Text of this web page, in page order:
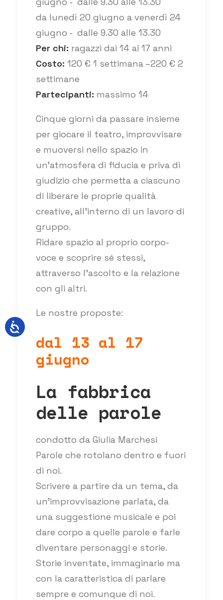
da lunedì 20 giugno a venerdì 24
giugno - dalle 9.30 alle 13.30
Per chi: ragazzi dai 14 ai 17 anni
Costo: 120 € 1 settimana –220 € 2
settimane
Partecipanti: massimo 14
Cinque giorni da passare insieme
per giocare il teatro, improvvisare
e muoversi nello spazio in
un’atmosfera di fiducia e priva di
giudizio che permetta a ciascuno
di liberare le proprie qualità
creative, all’interno di un lavoro di
gruppo.
Ridare spazio al proprio corpo-
voce e scoprire sé stessi,
attraverso l’ascolto e la relazione
con gli altri.
Le nostre proposte:
dal 13 al 17
giugno
La fabbrica
delle parole
condotto da Giulia Marchesi
Parole che rotolano dentro e fuori
di noi.
Scrivere a partire da un tema, da
un'improvvisazione parlata, da
una suggestione musicale e poi
dare corpo a quelle parole e farle
diventare personaggi e storie.
Storie inventate, immaginarie ma
con la caratteristica di parlare
sempre e comunque di noi.